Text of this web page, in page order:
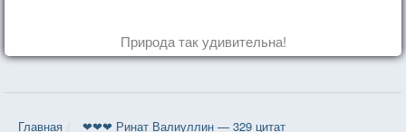
Природа так удивительна!
Главная ❤❤❤ Ринат Валиуллин — 329 цитат